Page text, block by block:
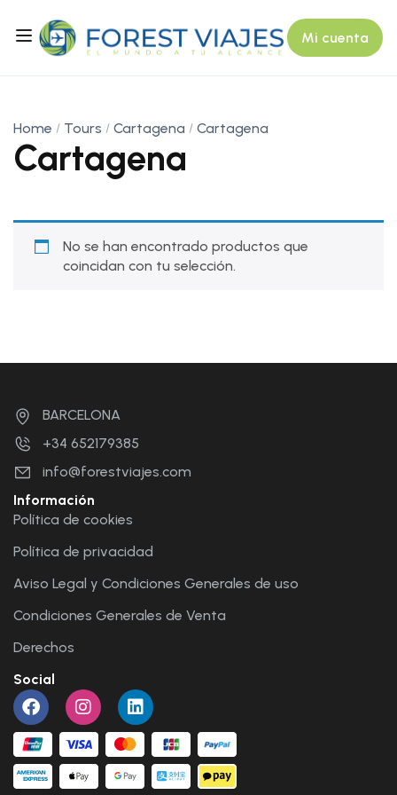
Mi cuenta
Home Tours Cartagena Cartagena
Cartagena
No se han encontrado productos que
coincidan con tu selección.
BARCELONA
+34 652179385
info@forestviajes.com
Información
Política de cookies
Política de privacidad
Aviso Legal y Condiciones Generales de uso
Condiciones Generales de Venta
Derechos
Social